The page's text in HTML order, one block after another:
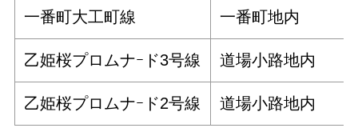
一番町大工町線 一番町地内
乙姫桜プロムナｰド3号線 道場小路地内
乙姫桜プロムナｰド2号線 道場小路地内